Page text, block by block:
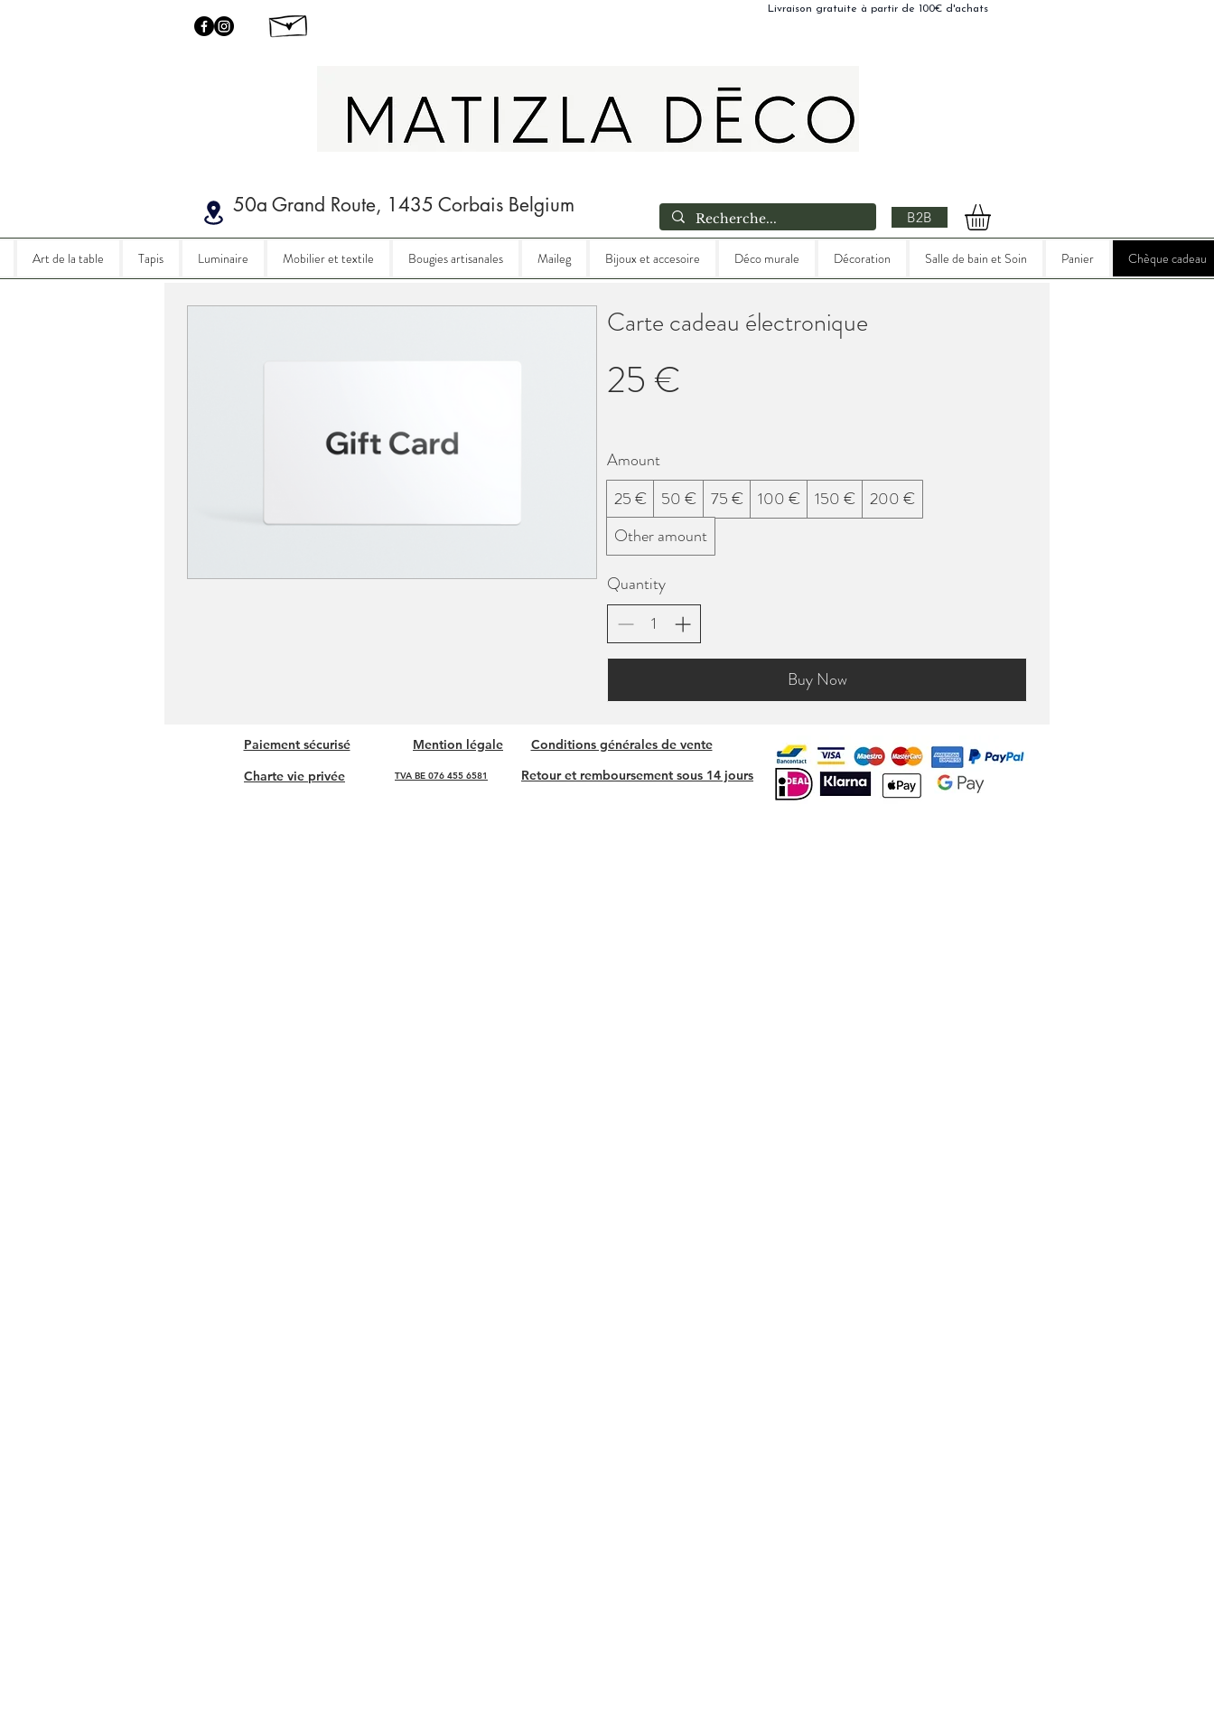
Livraison gratuite à partir de 100€ d'achats
50a Grand Route, 1435 Corbais Belgium
B2B
Art de la table Tapis Luminaire Mobilier et textile Bougies artisanales Maileg Bijoux et accesoire Déco murale Décoration Salle de bain et Soin Panier Chèque cadeau
Carte cadeau électronique
25 €
Amount
25 €
50 € 75 € 100 € 150 €
200 €
Other amount
Quantity
Buy Now
Paiement sécurisé Mention légale
Conditions générales de vente
Charte vie privée
Retour et remboursement sous 14 jours
TVA BE 076 455 6581